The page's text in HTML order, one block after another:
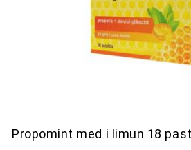
Propomint med i limun 18